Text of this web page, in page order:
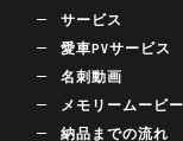
サービス
愛車PVサービス
名刺動画
メモリームービー
納品までの流れ